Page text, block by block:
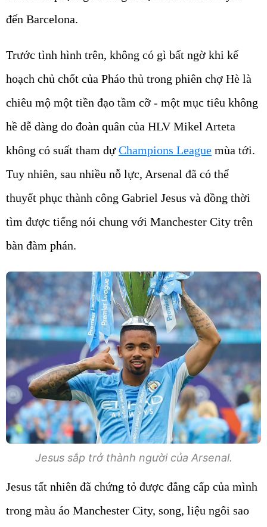
đến Barcelona.
Trước tình hình trên, không có gì bất ngờ khi kế
hoạch chủ chốt của Pháo thủ trong phiên chợ Hè là
chiêu mộ một tiền đạo tầm cỡ - một mục tiêu không
hề dễ dàng do đoàn quân của HLV Mikel Arteta
không có suất tham dựChampions League mùa tới.
Tuy nhiên, sau nhiều nỗ lực, Arsenal đã có thể
thuyết phục thành công Gabriel Jesus và đồng thời
tìm được tiếng nói chung với Manchester City trên
bàn đàm phán.
Jesus sắp trở thành người của Arsenal.
Jesus tất nhiên đã chứng tỏ được đẳng cấp của mình
trong màu áo Manchester City, song, liệu ngôi sao